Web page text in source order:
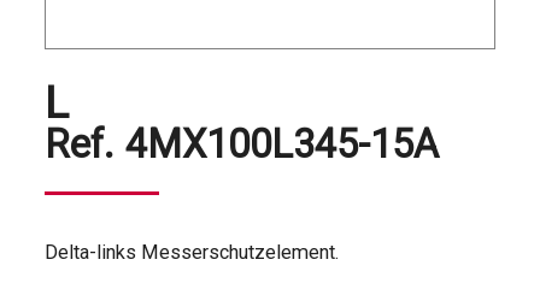
L
Ref. 4MX100L345-15A
Delta-links Messerschutzelement.